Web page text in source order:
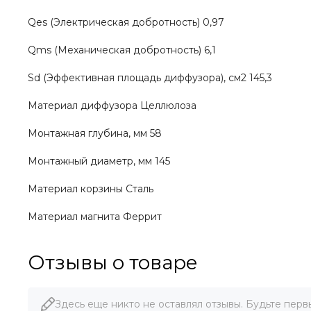
Qes (Электрическая добротность) 0,97
Qms (Механическая добротность) 6,1
Sd (Эффективная площадь диффузора), см2 145,3
Материал диффузора Целлюлоза
Монтажная глубина, мм 58
Монтажный диаметр, мм 145
Материал корзины Сталь
Материал магнита Феррит
Отзывы о товаре
Здесь еще никто не оставлял отзывы. Будьте